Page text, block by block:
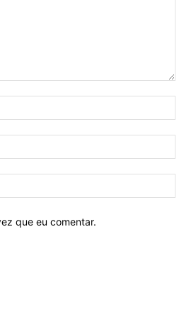
mail:*
que eu comentar.